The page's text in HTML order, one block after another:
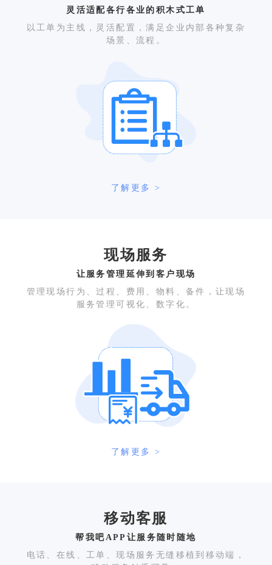
灵活适配各行各业的积木式工单
以工单为主线，灵活配置，满足企业内部各种复杂
场景、流程。
了解更多 >
现场服务
让服务管理延伸到客户现场
管理现场行为、过程、费用、物料、备件，让现场
服务管理可视化、数字化。
了解更多 >
移动客服
帮我吧APP让服务随时随地
电话、在线、工单、现场服务无缝移植到移动端，